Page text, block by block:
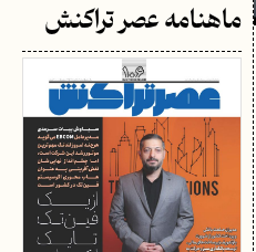
ماهنامه عصر تراکنش